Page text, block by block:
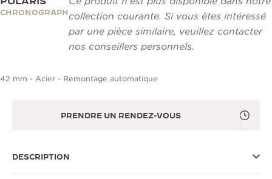
GARANTIE JAEGER-LECOULTRE
GARANTIE DES MONTRES
THE REVERSO 1931 CAFÉ
EXPOSITION « THE PERPETUAL
EXCELLENCE : PLUS DE 190 ANS
CRÉATIVITÉ : PLUS DE 430 BREVETS
SAVOIR-FAIRE : 108 MÉTIERS
CHRONOGRAPHcollection courante. Si vous êtes intéressé
par une pièce similaire, veuillez contacter
nos conseillers personnels.
42 mm - Acier - Remontage automatique
PRENDRE UN RENDEZ-VOUS
DESCRIPTION